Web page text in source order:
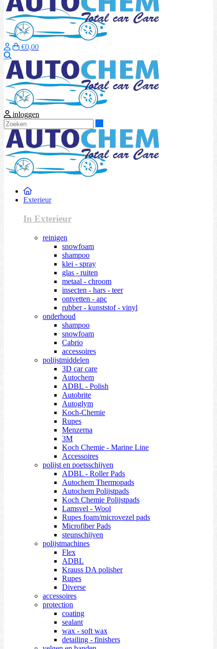
€0,00
inloggen
Exterieur
In Exterieur
reinigen
snowfoam
shampoo
klei - spray
glas - ruiten
metaal - chroom
insecten - hars - teer
ontvetten - apc
rubber - kunststof - vinyl
onderhoud
shampoo
snowfoam
Cabrio
accessoires
polijstmiddelen
3D car care
Autochem
ADBL - Polish
Autobrite
Autoglym
Koch-Chemie
Rupes
Menzerna
3M
Koch Chemie - Marine Line
Accessoires
polijst en poetsschijven
ADBL - Roller Pads
Autochem Thermopads
Autochem Polijstpads
Koch Chemie Polijstpads
Lamsvel - Wool
Rupes foam/microvezel pads
Microfiber Pads
steunschijven
polijstmachines
Flex
ADBL
Krauss DA polisher
Rupes
Diverse
accessoires
protection
coating
sealant
wax - soft wax
detailing - finishers